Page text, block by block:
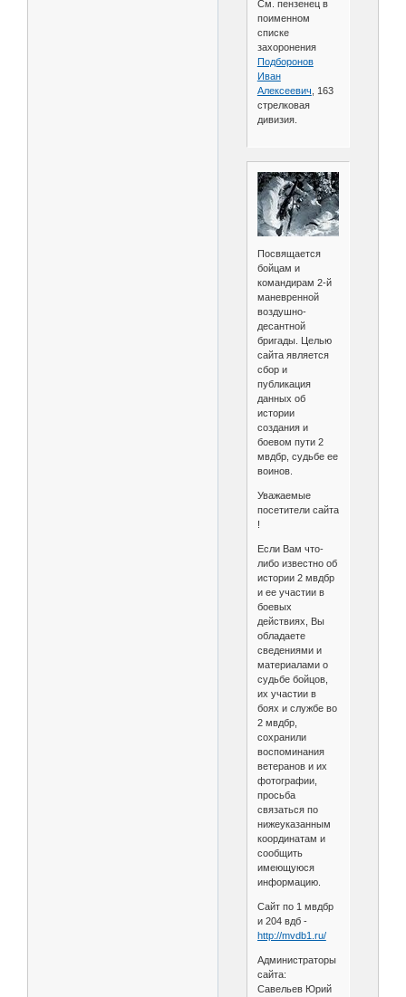
См. пензенец в
поименном
списке
захоронения
Подборонов
Иван
Алексеевич , 163
стрелковая
дивизия.
Посвящается
бойцам и
командирам 2-й
маневренной
воздушно-
десантной
бригады. Целью
сайта является
сбор и
публикация
данных об
истории
создания и
боевом пути 2
мвдбр, судьбе ее
воинов.
Уважаемые
посетители сайта
!
Если Вам что-
либо известно об
истории 2 мвдбр
и ее участии в
боевых
действиях, Вы
обладаете
сведениями и
материалами о
судьбе бойцов,
их участии в
боях и службе во
2 мвдбр,
сохранили
воспоминания
ветеранов и их
фотографии,
просьба
связаться по
нижеуказанным
координатам и
сообщить
имеющуюся
информацию.
Сайт по 1 мвдбр
и 204 вдб -
http://mvdb1.ru/
Администраторы
сайта:
Савельев Юрий